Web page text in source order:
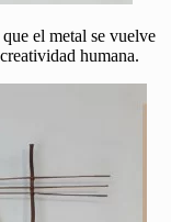
el metal se vuelve
humana.